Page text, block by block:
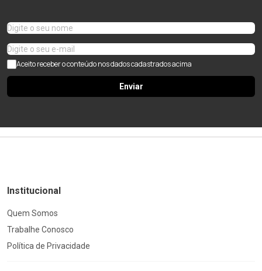
Aceito receber o conteúdo nos dados cadastrados acima
Enviar
Institucional
Quem Somos
Trabalhe Conosco
Política de Privacidade